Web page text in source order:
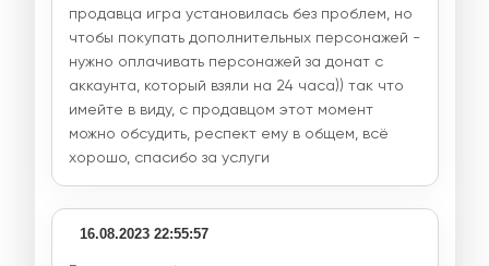
продавца игра установилась без проблем, но
чтобы покупать дополнительных персонажей -
нужно оплачивать персонажей за донат с
аккаунта, который взяли на 24 часа)) так что
имейте в виду, с продавцом этот момент
можно обсудить, респект ему в общем, всё
хорошо, спасибо за услуги
16.08.2023 22:55:57